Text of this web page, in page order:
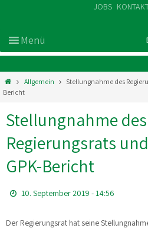
JOBS
Allgemein
Stellungnahme des
Bericht
Stellungnahme des
Regierungsrats
GPK-Bericht
10. September 2019 - 14:56
Der Regierungsrat hat seine